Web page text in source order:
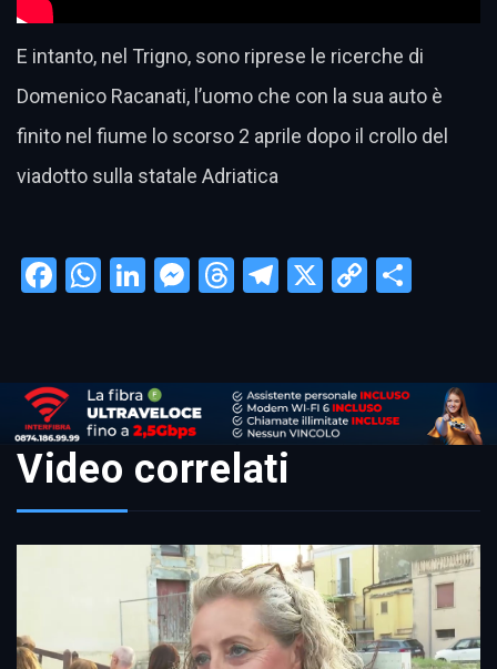
E intanto, nel Trigno, sono riprese le ricerche di
Domenico Racanati, l’uomo che con la sua auto è
finito nel fiume lo scorso 2 aprile dopo il crollo del
viadotto sulla statale Adriatica
Facebook
WhatsApp
LinkedIn
Messenger
Threads
Telegram
X
Copy
Video correlati